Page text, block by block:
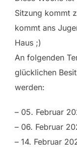
Sitzung kommt
kommt ans
Haus ;)
An folgenden
glücklichen
werden:
– 05. Februar
– 06. Februar
– 14. Februar